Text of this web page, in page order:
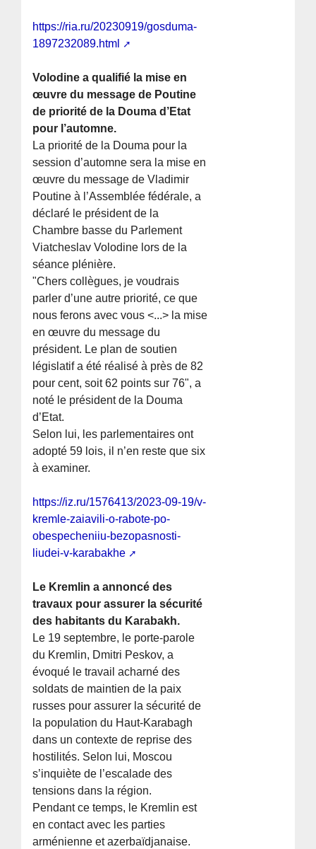
https://ria.ru/20230919/gosduma-
1897232089.html
Volodine a qualifié la mise en
œuvre du message de Poutine
de priorité de la Douma d’Etat
pour l’automne.
La priorité de la Douma pour la
session d’automne sera la mise en
œuvre du message de Vladimir
Poutine à l’Assemblée fédérale, a
déclaré le président de la
Chambre basse du Parlement
Viatcheslav Volodine lors de la
séance plénière.
"Chers collègues, je voudrais
parler d’une autre priorité, ce que
nous ferons avec vous <...> la mise
en œuvre du message du
président. Le plan de soutien
législatif a été réalisé à près de 82
pour cent, soit 62 points sur 76", a
noté le président de la Douma
d’Etat.
Selon lui, les parlementaires ont
adopté 59 lois, il n’en reste que six
à examiner.
https://iz.ru/1576413/2023-09-19/v-
kremle-zaiavili-o-rabote-po-
obespecheniiu-bezopasnosti-
liudei-v-karabakhe
Le Kremlin a annoncé des
travaux pour assurer la sécurité
des habitants du Karabakh.
Le 19 septembre, le porte-parole
du Kremlin, Dmitri Peskov, a
évoqué le travail acharné des
soldats de maintien de la paix
russes pour assurer la sécurité de
la population du Haut-Karabagh
dans un contexte de reprise des
hostilités. Selon lui, Moscou
s’inquiète de l’escalade des
tensions dans la région.
Pendant ce temps, le Kremlin est
en contact avec les parties
arménienne et azerbaïdjanaise.